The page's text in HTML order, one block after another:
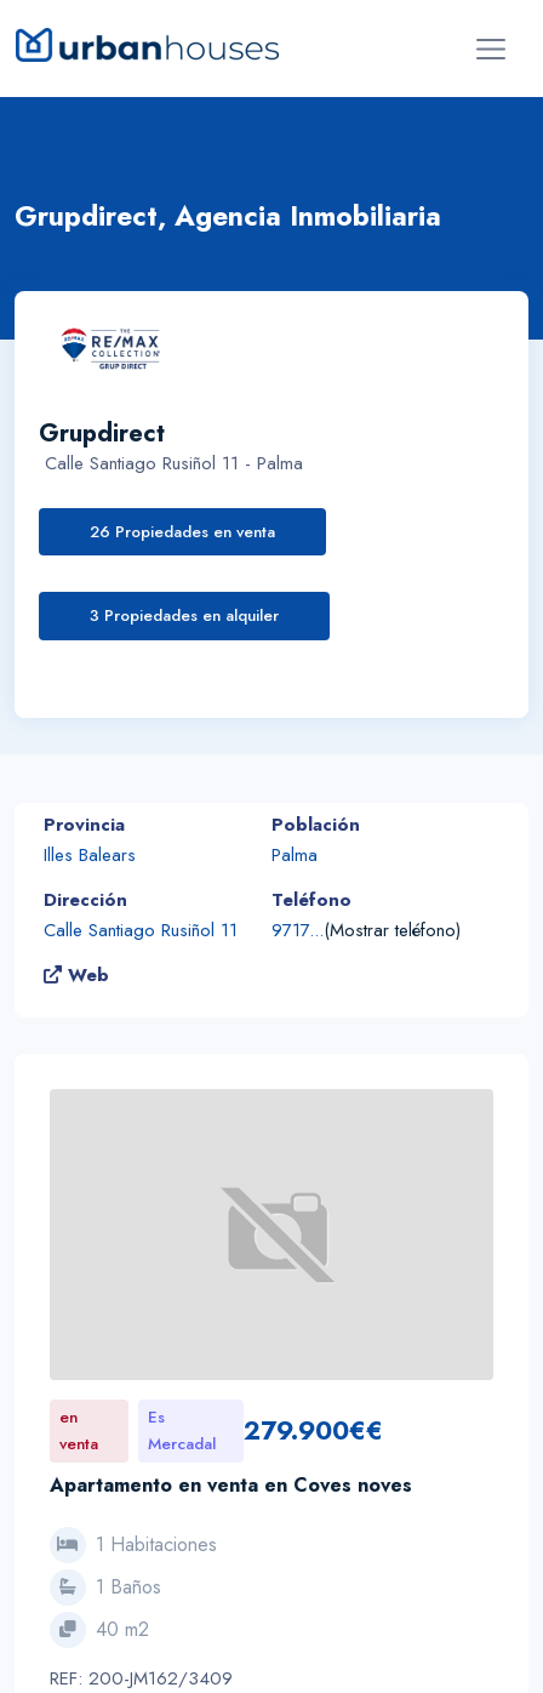
Grupdirect, Agencia Inmobiliaria
Grupdirect
Calle Santiago Rusiñol 11 - Palma
26 Propiedades en venta
3 Propiedades en alquiler
Provincia
Illes Balears
Población
Palma
Dirección
Calle Santiago Rusiñol 11
Teléfono
9717...(Mostrar teléfono)
Web
en
venta
Es
Mercadal
279.900€€
Apartamento en venta en Coves noves
1 Habitaciones
1 Baños
40 m2
REF: 200-JM162/3409